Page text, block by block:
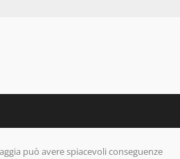
può avere spiacevoli conseguenze